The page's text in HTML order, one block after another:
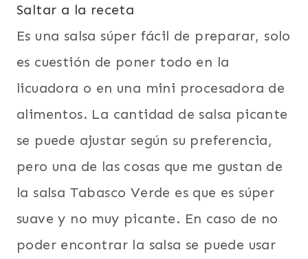
Saltar a la receta
Es una salsa súper fácil de preparar, solo
es cuestión de poner todo en la
licuadora o en una mini procesadora de
alimentos. La cantidad de salsa picante
se puede ajustar según su preferencia,
pero una de las cosas que me gustan de
la salsa Tabasco Verde es que es súper
suave y no muy picante. En caso de no
poder encontrar la salsa se puede usar